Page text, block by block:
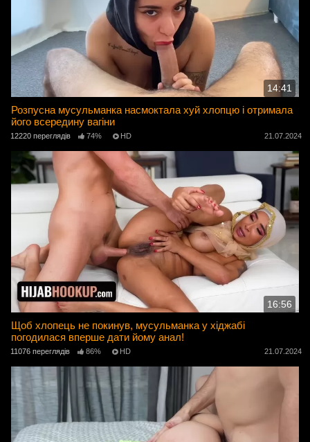
14:41
Розпусна мусульманка насмоктала хуй хлопцю і отримала
його всередину вагіни
12220 переглядів 74% HD 21.07.2024
16:56
Щоб хлопець не покинув, мусульманка у хіджабі
погодилася вперше дати йому анал!
11076 переглядів 86% HD 21.07.2024